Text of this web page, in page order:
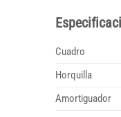
Cuadro
Horquilla
Amortiguador